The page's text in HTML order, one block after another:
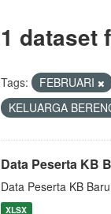
1 dataset
Tags: FEBRUARI
KELUARGA
Data Peserta KB
Data Peserta KB
XLSX